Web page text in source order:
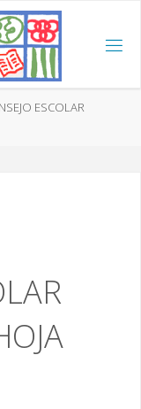
ESCOLAR